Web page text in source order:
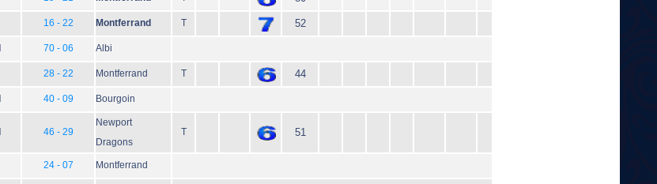
16 - 22 Montferrand T 52
70 - 06 Albi
28 - 22 Montferrand T 44
40 - 09 Bourgoin
46 - 29
Newport
Dragons
T 51
24 - 07 Montferrand